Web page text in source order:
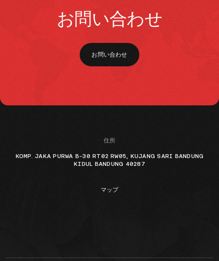
お問い合わせ
お問い合わせ
住所
KOMP. JAKA PURWA B-30 RT02 RW05, KUJANG SARI BANDUNG
KIDUL BANDUNG 40287
マップ